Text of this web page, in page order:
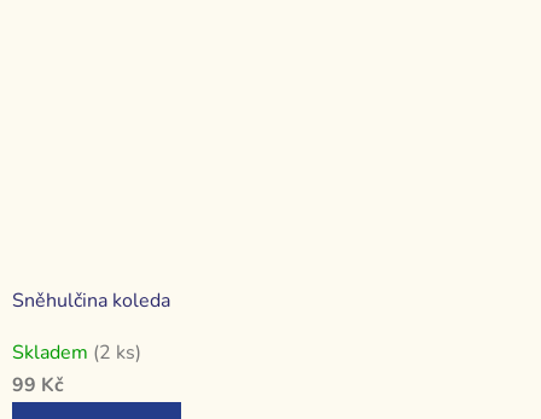
Sněhulčina koleda
Skladem (2 ks)
99 Kč